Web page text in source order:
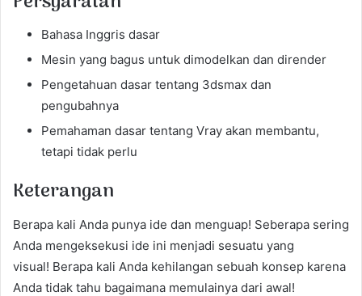
Bahasa Inggris dasar
Mesin yang bagus untuk dimodelkan dan dirender
Pengetahuan dasar tentang 3dsmax dan
pengubahnya
Pemahaman dasar tentang Vray akan membantu,
tetapi tidak perlu
Keterangan
Berapa kali Anda punya ide dan menguap! Seberapa sering
Anda mengeksekusi ide ini menjadi sesuatu yang
visual! Berapa kali Anda kehilangan sebuah konsep karena
Anda tidak tahu bagaimana memulainya dari awal!